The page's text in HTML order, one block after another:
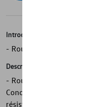
Introduction
- Roue hiver complète
Description
- Roue hiver complète
Conception assortie au
résistante conformément